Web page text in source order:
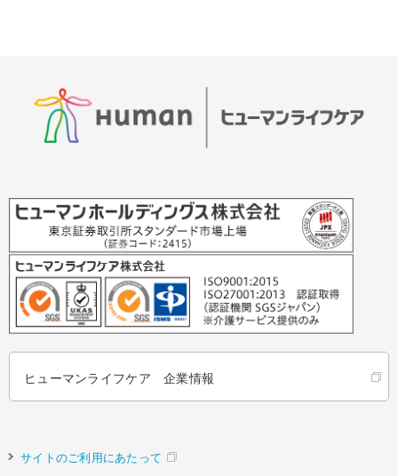
ヒューマンライフケア 企業情報
サイトのご利用にあたって